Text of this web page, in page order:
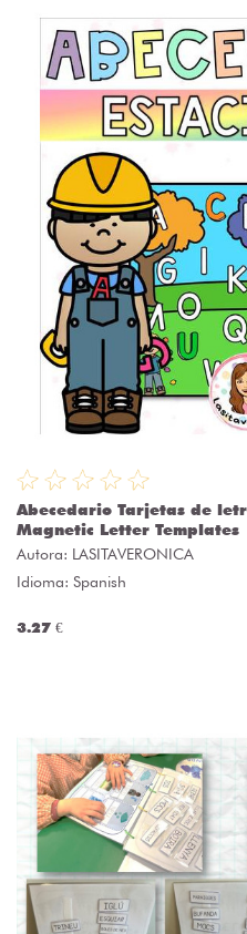
Abecedario Tarjetas de
Magnetic Letter Templates
Autora: LASITAVERONICA
Idioma: Spanish
3.27 €